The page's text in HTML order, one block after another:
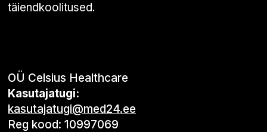
täiendkoolitused.
OÜ Celsius Healthcare
Kasutajatugi:
kasutajatugi@med24.ee
Reg kood: 10997069